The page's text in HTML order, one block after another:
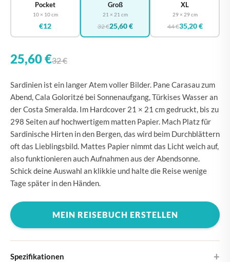
Pocket
10 × 10 cm
€12
Groß
21 × 21 cm
32 €25,60 €
XL
29 × 29 cm
44 €35,20 €
25,60 €32 €
Sardinien ist ein langer Atem voller Bilder. Pane Carasau zum
Abend, Cala Goloritzé bei Sonnenaufgang, Türkises Wasser an
der Costa Smeralda. Im Hardcover 21 × 21 cm gedruckt, bis zu
298 Seiten auf hochwertigem matten Papier. Mach Platz für
Sardinische Hirten in den Bergen, das wird beim Durchblättern
oft das Lieblingsbild. Mattes Papier nimmt das Licht weich auf,
also funktionieren auch Aufnahmen aus der Abendsonne.
Schick deine Auswahl an klikkie und halte die Reise wenige
Tage später in den Händen.
MEIN REISEBUCH ERSTELLEN
Spezifikationen